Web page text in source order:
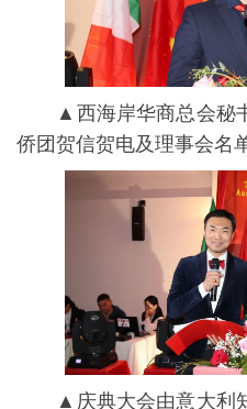
▲西海岸华商总会秘书
侨团贺信贺电及理事会名
▲庆典大会由意大利知